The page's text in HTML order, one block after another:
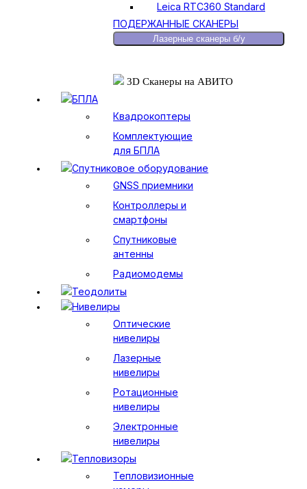
Leica RTC360 Standard
ПОДЕРЖАННЫЕ СКАНЕРЫ
Лазерные сканеры б/у
3D Сканеры на АВИТО
БПЛА
Квадрокоптеры
Комплектующие
для БПЛА
Спутниковое оборудование
GNSS приемники
Контроллеры и
смартфоны
Спутниковые
антенны
Радиомодемы
Теодолиты
Нивелиры
Оптические
нивелиры
Лазерные
нивелиры
Ротационные
нивелиры
Электронные
нивелиры
Тепловизоры
Тепловизионные